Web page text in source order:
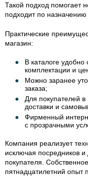
Такой подход помогает
подходит по
Практические
магазин:
В каталоге
комплектации и
Можно заранее
заказа;
Для покупателей
доставки и
Фирменный
с прозрачными
Компания реализует
исключая посредников
покупателя.
пятнадцатилетний опыт